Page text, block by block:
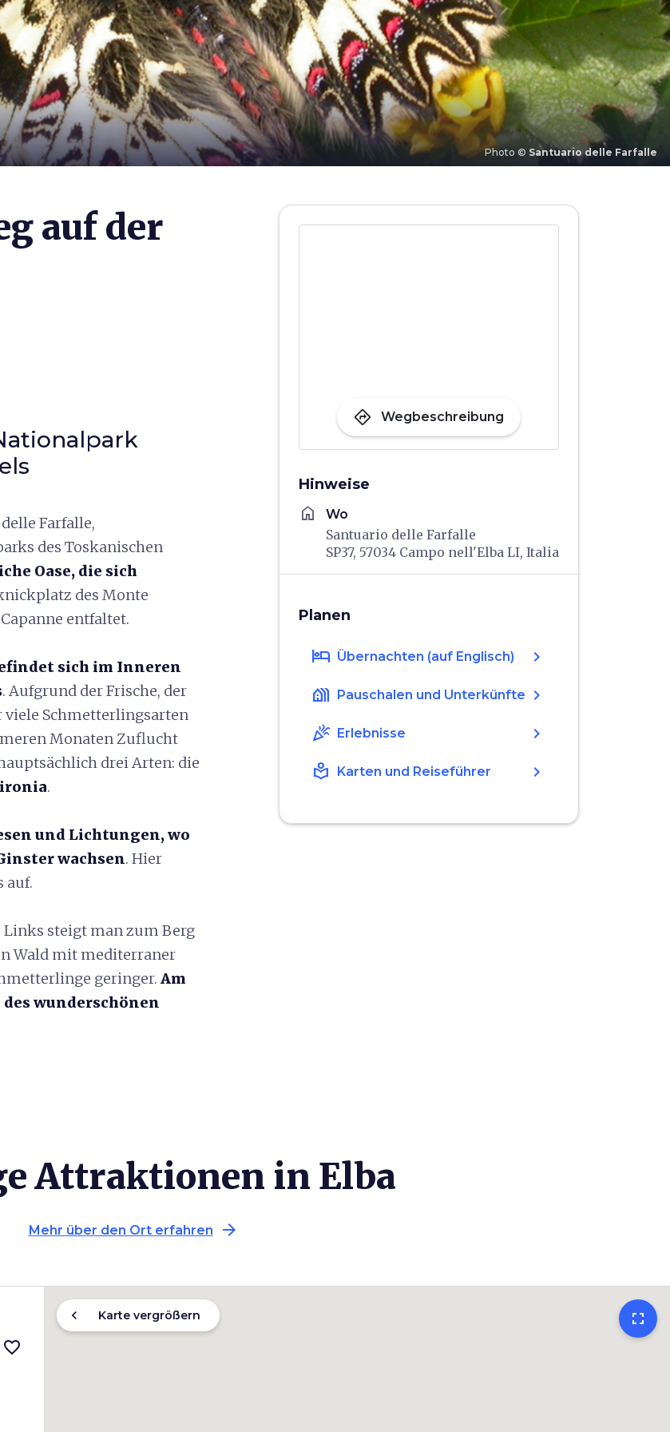
Photo © Santuario delle Farfalle
auf der
Farfalle,
des Toskanischen
Oase, die sich
des Monte
entfaltet.
sich im Inneren
. Aufgrund der Frische, der
Schmetterlingsarten
Monaten Zuflucht
drei Arten: die
.
und Lichtungen, wo
wachsen. Hier
auf.
Links steigt man zum Berg
Wald mit mediterraner
geringer. Am
wunderschönen
directions Wegbeschreibung
Hinweise
home Wo
Santuario delle Farfalle
SP37, 57034 Campo nell'Elba LI, Italia
Planen
hotel Übernachten (auf Englisch) chevron_right
holiday_village Pauschalen und Unterkünfte chevron_right
celebration Erlebnisse chevron_right
local_library Karten und Reiseführer chevron_right
Attraktionen in Elba
Mehr über den Ort erfahren arrow_forward
favorite_border
fullscreen
chevron_left Karte vergrößern